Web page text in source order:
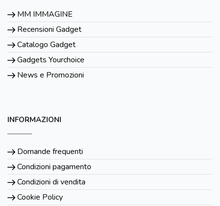
MM IMMAGINE
Recensioni Gadget
Catalogo Gadget
Gadgets Yourchoice
News e Promozioni
INFORMAZIONI
Domande frequenti
Condizioni pagamento
Condizioni di vendita
Cookie Policy